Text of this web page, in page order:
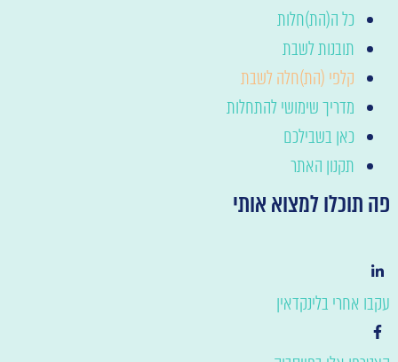
כל ה(הת)חלות
תובנות לשבת
קלפי (הת)חלה לשבת
מדריך שימושי להתחלות
כאן בשבילכם
תקנון האתר
תוכלו למצוא אותי
אחרי בלינקדאין